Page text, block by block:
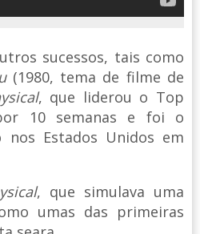
sucessos, tais como
(1980, tema de filme de
, que liderou o Top
10 semanas e foi o
nos Estados Unidos em
, que simulava uma
umas das primeiras